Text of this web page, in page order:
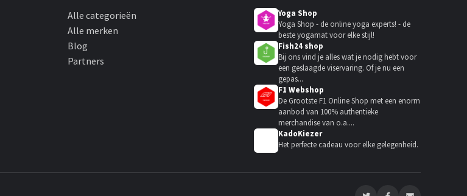
Alle categorieën
Alle merken
Blog
Partners
Yoga Shop
Yoga Shop - de online yoga experts! - de
beste yogamat voor elke stijl!
Fish24 shop
Bij ons vind je alles wat je nodig hebt voor
een geslaagde viservaring. Of je nu een
gepas...
F1 Webshop
De Grootste F1 Online Shop met een enorm
aanbod van 100% authentieke
merchandise van o.a....
KadoKiezer
Het perfecte cadeau voor elke gelegenheid.